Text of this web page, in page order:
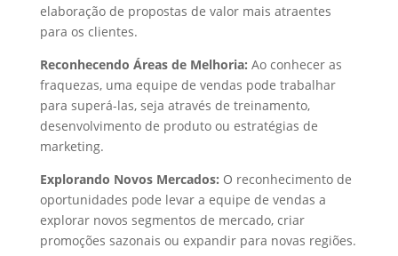
elaboração de propostas de valor mais atraentes
para os clientes.
Reconhecendo Áreas de Melhoria: Ao conhecer as
fraquezas, uma equipe de vendas pode trabalhar
para superá-las, seja através de treinamento,
desenvolvimento de produto ou estratégias de
marketing.
Explorando Novos Mercados: O reconhecimento de
oportunidades pode levar a equipe de vendas a
explorar novos segmentos de mercado, criar
promoções sazonais ou expandir para novas regiões.